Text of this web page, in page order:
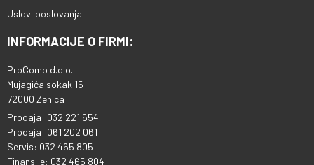
Uslovi poslovanja
INFORMACIJE O FIRMI:
ProComp d.o.o.
Mujagića sokak 15
72000 Zenica
Prodaja: 032 221 654
Prodaja: 061 202 061
Servis: 032 465 805
Finansije: 032 465 804